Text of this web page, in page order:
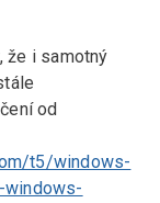
že i samotný
od
t5/windows-